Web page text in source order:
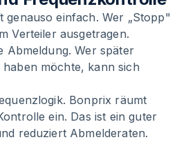
genauso einfach. Wer „Stopp"
Verteiler ausgetragen.
Abmeldung. Wer später
möchte, kann sich
Bonprix räumt
ein. Das ist ein guter
reduziert Abmelderaten.